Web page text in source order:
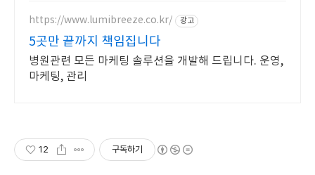
https://www.lumibreeze.co.kr/ 광고
5곳만 끝까지 책임집니다
병원관련 모든 마케팅 솔루션을 개발해 드립니다. 운영,
마케팅, 관리
12 구독하기